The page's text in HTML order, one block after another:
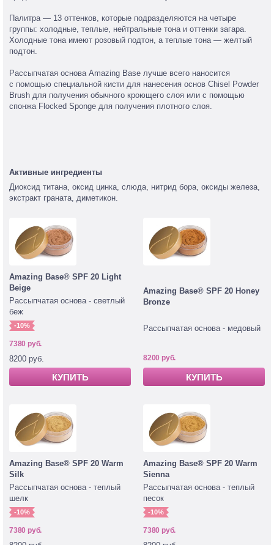
Палитра — 13 оттенков, которые подразделяются на четыре
группы: холодные, теплые, нейтральные тона и оттенки загара.
Холодные тона имеют розовый подтон, а теплые тона — желтый
подтон.
Рассыпчатая основа Amazing Base лучше всего наносится
с помощью специальной кисти для нанесения основ Chisel Powder
Brush для получения обычного кроющего слоя или с помощью
спонжа Flocked Sponge для получения плотного слоя.
Активные ингредиенты
Диоксид титана, оксид цинка, слюда, нитрид бора, оксиды железа,
экстракт граната, диметикон.
Amazing Base® SPF 20 Light
Beige
Рассыпчатая основа - светлый
беж
-10%
7380 руб.
8200 руб.
КУПИТЬ
Amazing Base® SPF 20 Honey
Bronze
Рассыпчатая основа - медовый
8200 руб.
КУПИТЬ
Amazing Base® SPF 20 Warm
Silk
Рассыпчатая основа - теплый
шелк
-10%
7380 руб.
Amazing Base® SPF 20 Warm
Sienna
Рассыпчатая основа - теплый
песок
-10%
7380 руб.